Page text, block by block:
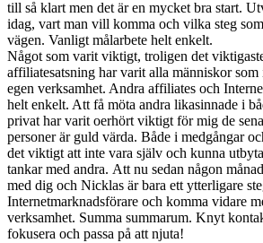
till så klart men det är en mycket bra start.
idag, vart man vill komma och vilka steg som
vägen. Vanligt målarbete helt enkelt.
Något som varit viktigt, troligen det
affiliatesatsning har varit alla människor
egen verksamhet. Andra affiliates och
helt enkelt. Att få möta andra likasinnade i
privat har varit oerhört viktigt för mig de
personer är guld värda. Både i medgångar
det viktigt att inte vara själv och kunna
tankar med andra. Att nu sedan någon
med dig och Nicklas är bara ett ytterligare
Internetmarknadsförare och komma vidare
verksamhet. Summa summarum. Knyt
fokusera och passa på att njuta!